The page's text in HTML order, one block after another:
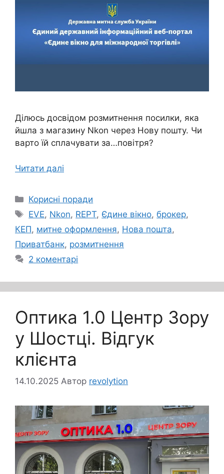
Ділюсь досвідом розмитнення посилки, яка
йшла з магазину Nkon через Нову пошту. Чи
варто їй сплачувати за…повітря?
Читати далі
Категорії
Корисні поради
Позначки
EVE, Nkon, REPT, Єдине вікно,брокер,
КЕП, митне оформлення, Нова пошта,
Приватбанк, розмитнення
2 коментарі
Оптика 1.0 Центр Зору
у Шостці. Відгук
клієнта
14.10.2025 Автор revolytion